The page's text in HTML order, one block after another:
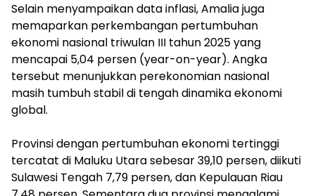
‎Selain menyampaikan data inflasi, Amalia juga
memaparkan perkembangan pertumbuhan
ekonomi nasional triwulan III tahun 2025 yang
mencapai 5,04 persen (year-on-year). Angka
tersebut menunjukkan perekonomian nasional
masih tumbuh stabil di tengah dinamika ekonomi
global.
‎Provinsi dengan pertumbuhan ekonomi tertinggi
tercatat di Maluku Utara sebesar 39,10 persen, diikuti
Sulawesi Tengah 7,79 persen, dan Kepulauan Riau